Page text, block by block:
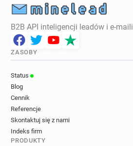
B2B API inteligencji leadów i e-maili
ZASOBY
Status
Blog
Cennik
Referencje
Skontaktuj się z nami
Indeks firm
PRODUKTY